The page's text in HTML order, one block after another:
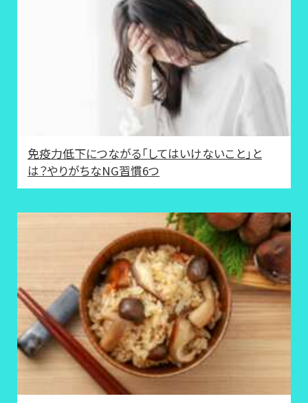
免疫力低下につながる「してはいけないこと」と
は？やりがちなNG習慣6つ